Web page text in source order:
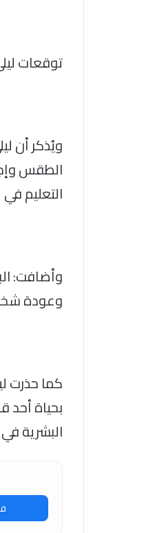
توقعات
ويُذكر أن
التعليم
وأضافت:
وعودة
كما حذرت
بحياة أحد
البشرية